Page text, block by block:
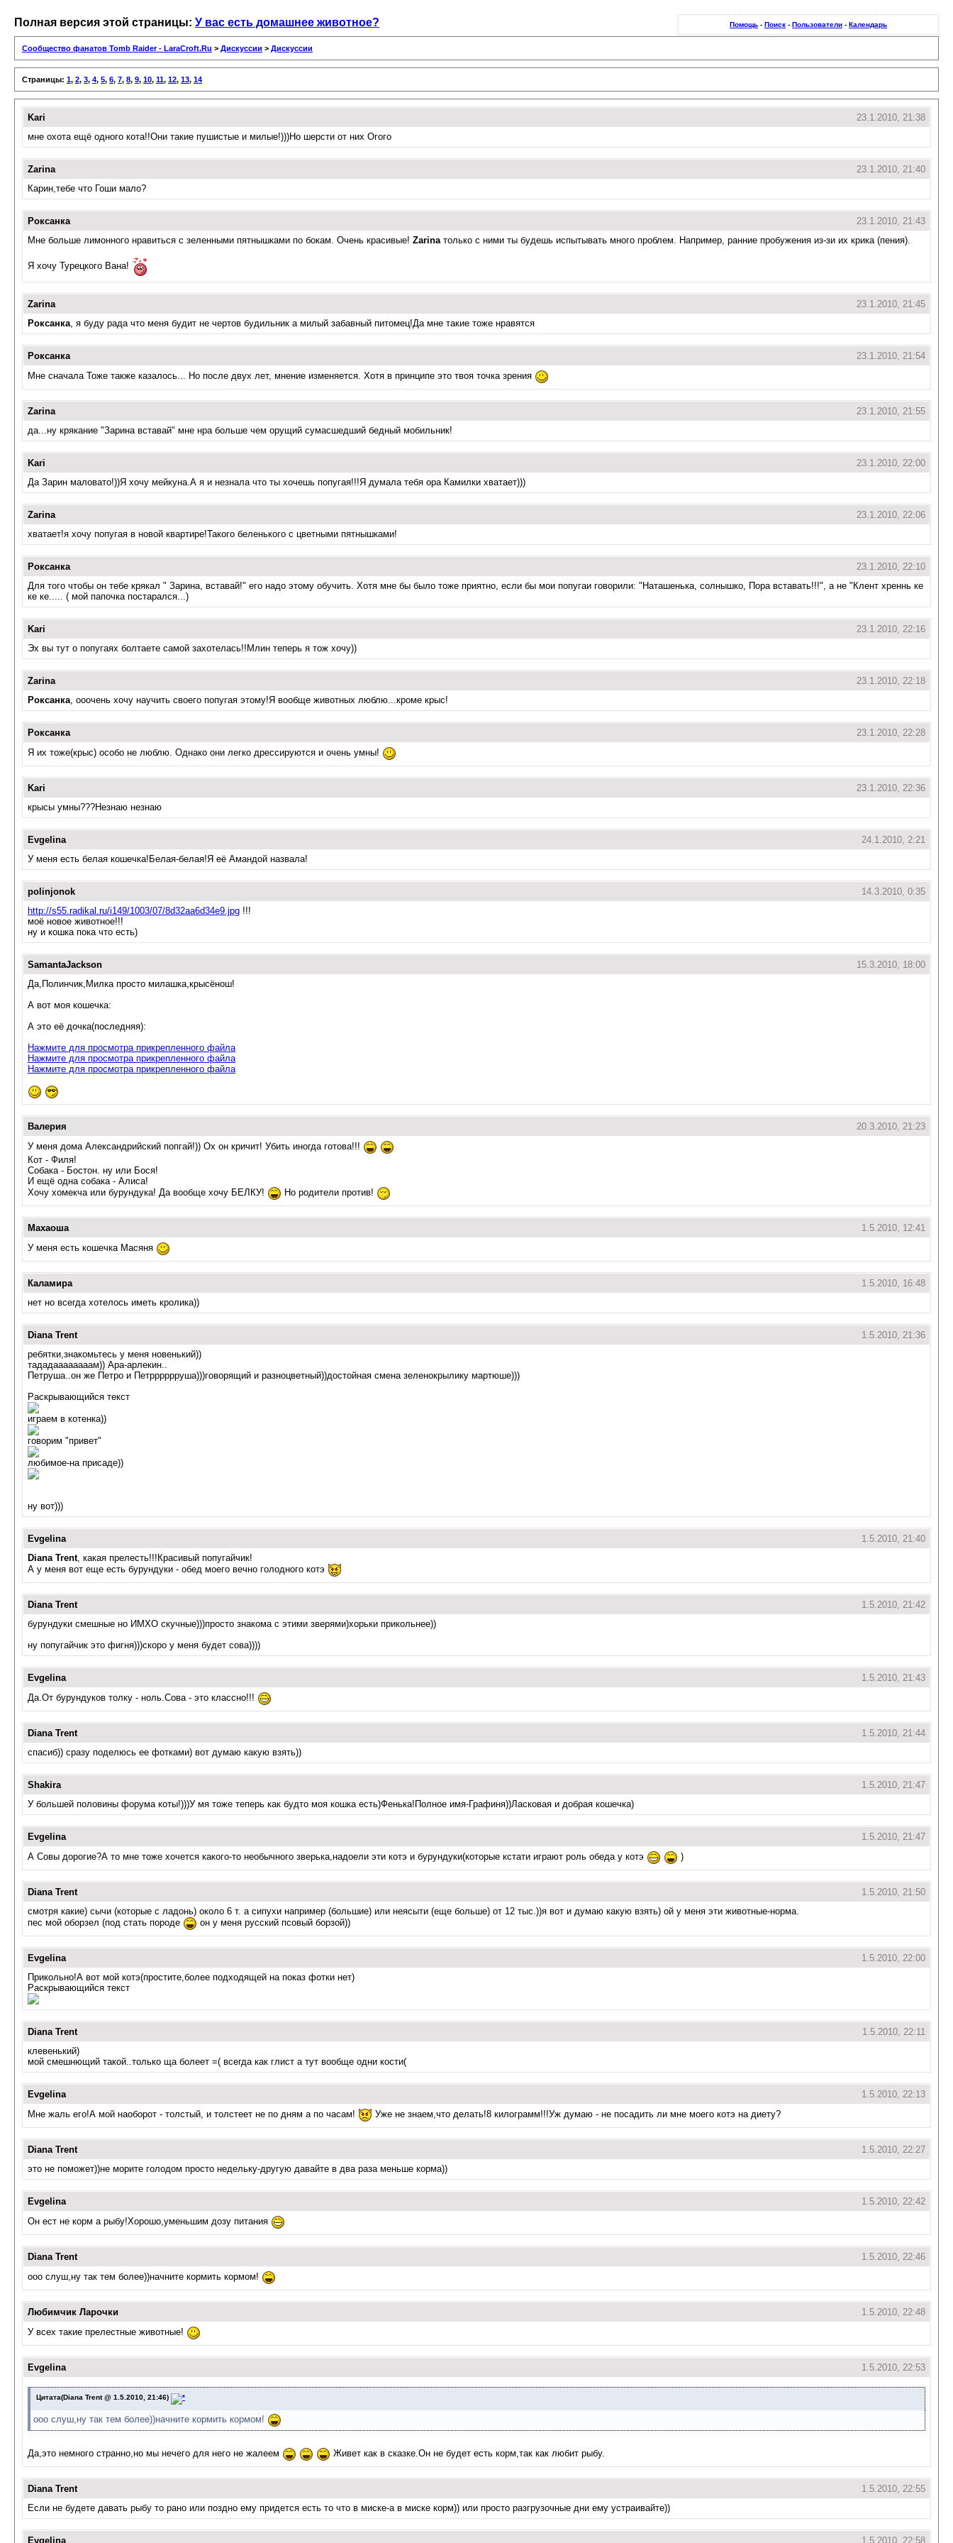
Помощь - Поиск - Пользователи - Календарь
Полная версия этой страницы: У вас есть домашнее животное?
Сообщество фанатов Tomb Raider - LaraCroft.Ru > Дискуссии > Дискуссии
Страницы: 1, 2, 3, 4, 5, 6, 7, 8, 9, 10, 11, 12, 13, 14
Kari
23.1.2010, 21:38
мне охота ещё одного кота!!Они такие пушистые и милые!)))Но шерсти от них Огого
Zarina
23.1.2010, 21:40
Карин,тебе что Гоши мало?
Роксанка
23.1.2010, 21:43
Мне больше лимонного нравиться с зеленными пятнышками по бокам. Очень красивые! Zarinaтолько с ними ты будешь испытывать много проблем. Например, ранние пробужения из-зи их крика (пения).
Я хочу Турецкого Вана!
Zarina
23.1.2010, 21:45
Роксанка, я буду рада что меня будит не чертов будильник а милый забавный питомец!Да мне такие тоже нравятся
Роксанка
23.1.2010, 21:54
Мне сначала Тоже также казалось... Но после двух лет, мнение изменяется. Хотя в принципе это твоя точка зрения
Zarina
23.1.2010, 21:55
да...ну крякание "Зарина вставай" мне нра больше чем орущий сумасшедший бедный мобильник!
Kari
23.1.2010, 22:00
Да Зарин маловато!))Я хочу мейкуна.А я и незнала что ты хочешь попугая!!!Я думала тебя ора Камилки хватает)))
Zarina
23.1.2010, 22:06
хватает!я хочу попугая в новой квартире!Такого беленького с цветными пятнышками!
Роксанка
23.1.2010, 22:10
Для того чтобы он тебе крякал " Зарина, вставай!" его надо этому обучить. Хотя мне бы было тоже приятно, если бы мои попугаи говорили: "Наташенька, солнышко, Пора вставать!!!", а не "Клент хреннь ке
ке ке..... ( мой папочка постарался...)
Kari
23.1.2010, 22:16
Эх вы тут о попугаях болтаете самой захотелась!!Млин теперь я тож хочу))
Zarina
23.1.2010, 22:18
Роксанка, ооочень хочу научить своего попугая этому!Я вообще животных люблю...кроме крыс!
Роксанка
23.1.2010, 22:28
Я их тоже(крыс) особо не люблю. Однако они легко дрессируются и очень умны!
Kari
23.1.2010, 22:36
крысы умны???Незнаю незнаю
Evgelina
24.1.2010, 2:21
У меня есть белая кошечка!Белая-белая!Я её Амандой назвала!
polinjonok
14.3.2010, 0:35
http://s55.radikal.ru/i149/1003/07/8d32aa6d34e9.jpg !!!
моё новое животное!!!
ну и кошка пока что есть)
SamantaJackson
15.3.2010, 18:00
Да,Полинчик,Милка просто милашка,крысёнош!
А вот моя кошечка:
А это её дочка(последняя):
Нажмите для просмотра прикрепленного файла
Нажмите для просмотра прикрепленного файла
Нажмите для просмотра прикрепленного файла
Валерия
20.3.2010, 21:23
У меня дома Александрийский попгай!)) Ох он кричит! Убить иногда готова!!!
Кот - Филя!
Собака - Бостон. ну или Бося!
И ещё одна собака - Алиса!
Хочу хомекча или бурундука! Да вообще хочу БЕЛКУ!
Но родители против!
Махаоша
1.5.2010, 12:41
У меня есть кошечка Масяня
Каламира
1.5.2010, 16:48
нет но всегда хотелось иметь кролика))
Diana Trent
1.5.2010, 21:36
ребятки,знакомьтесь у меня новенький))
тададаааааааам)) Ара-арлекин..
Петруша..он же Петро и Петрррррруша)))говорящий и разноцветный))достойная смена зеленокрылику мартюше)))
Раскрывающийся текст
играем в котенка))
говорим "привет"
любимое-на присаде))
ну вот)))
Evgelina
1.5.2010, 21:40
Diana Trent, какая прелесть!!!Красивый попугайчик!
А у меня вот еще есть бурундуки - обед моего вечно голодного котэ
Diana Trent
1.5.2010, 21:42
бурундуки смешные но ИМХО скучные)))просто знакома с этими зверями)хорьки прикольнее))
ну попугайчик это фигня)))скоро у меня будет сова))))
Evgelina
1.5.2010, 21:43
Да.От бурундуков толку - ноль.Сова - это классно!!!
Diana Trent
1.5.2010, 21:44
спасиб)) сразу поделюсь ее фотками) вот думаю какую взять))
Shakira
1.5.2010, 21:47
У большей половины форума коты!)))У мя тоже теперь как будто моя кошка есть)Фенька!Полное имя-Графиня))Ласковая и добрая кошечка)
Evgelina
1.5.2010, 21:47
А Совы дорогие?А то мне тоже хочется какого-то необычного зверька,надоели эти котэ и бурундуки(которые кстати играют роль обеда у котэ
)
Diana Trent
1.5.2010, 21:50
смотря какие) сычи (которые с ладонь) около 6 т. а сипухи например (большие) или неясыти (еще больше) от 12 тыс.))я вот и думаю какую взять) ой у меня эти животные-норма.
пес мой оборзел (под стать породе
он у меня русский псовый борзой))
Evgelina
1.5.2010, 22:00
Прикольно!А вот мой котэ(простите,более подходящей на показ фотки нет)
Раскрывающийся текст
Diana Trent
1.5.2010, 22:11
клевенький)
мой смешнющий такой..только ща болеет =( всегда как глист а тут вообще одни кости(
Evgelina
1.5.2010, 22:13
Мне жаль его!А мой наоборот - толстый, и толстеет не по дням а по часам!
Уже не знаем,что делать!8 килограмм!!!Уж думаю - не посадить ли мне моего котэ на диету?
Diana Trent
1.5.2010, 22:27
это не поможет))не морите голодом просто недельку-другую давайте в два раза меньше корма))
Evgelina
1.5.2010, 22:42
Он ест не корм а рыбу!Хорошо,уменьшим дозу питания
Diana Trent
1.5.2010, 22:46
ооо слуш,ну так тем более))начните кормить кормом!
Любимчик Ларочки
1.5.2010, 22:48
У всех такие прелестные животные!
Evgelina 1.5.2010, 22:53
Цитата(Diana Trent @ 1.5.2010, 21:46)
ооо слуш,ну так тем более))начните кормить кормом!
Да,это немного странно,но мы нечего для него не жалеем Живет как в сказке.Он не будет есть корм,так как любит рыбу.
Diana Trent
1.5.2010, 22:55
Если не будете давать рыбу то рано или поздно ему придется есть то что в миске-а в миске корм)) или просто разгрузочные дни ему устраивайте))
Evgelina 1.5.2010, 22:58